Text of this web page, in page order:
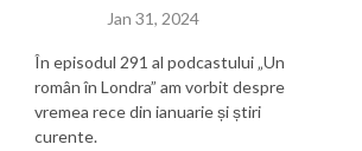
Jan 31, 2024
În episodul 291 al podcastului „Un
român în Londra” am vorbit despre
vremea rece din ianuarie și știri
curente.